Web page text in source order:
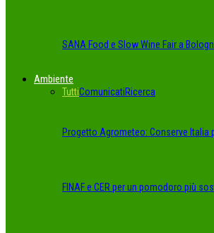
SANA Food e Slow Wine Fair a
Ambiente
TuttiComunicatiRicerca
Progetto Agrometeo: Conserve Italia
FINAF e CER per un pomodoro più